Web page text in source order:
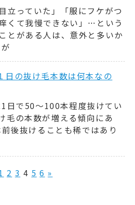
立っていた」「服にフケがつ
くて我慢できない」…という
とがある人は、意外と多いか
日の抜け毛本数は何本なの
日で50～100本程度抜けてい
毛の本数が増える傾向にあ
後抜けることも稀ではあり
2 3 4 5 6 »